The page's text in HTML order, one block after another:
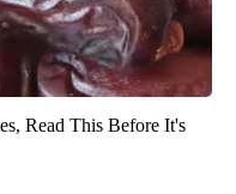
Read This Before It's